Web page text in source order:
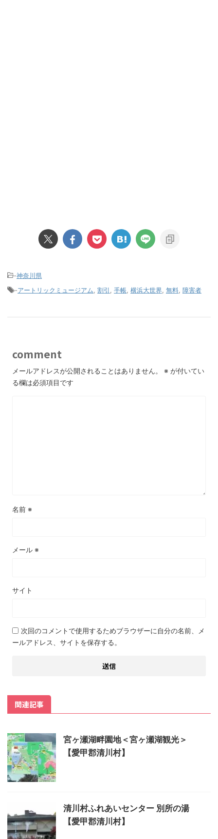
-神奈川県
-アートリックミュージアム 割引 手帳 横浜大世界 無料 障害者
comment
メールアドレスが公開されることはありません。 ※ が付いてい
る欄は必須項目です
名前 ※
メール ※
サイト
次回のコメントで使用するためブラウザーに自分の名前、メ
ールアドレス、サイトを保存する。
関連記事
宮ヶ瀬湖畔園地＜宮ヶ瀬湖観光＞
【愛甲郡清川村】
清川村ふれあいセンター 別所の湯
【愛甲郡清川村】